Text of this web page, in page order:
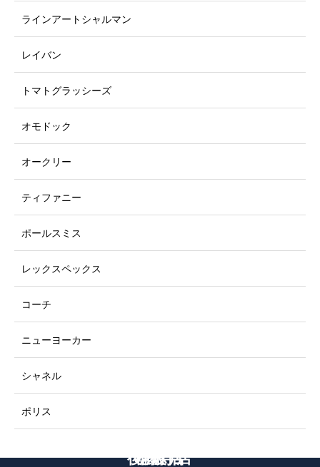
ラインアートシャルマン
レイバン
トマトグラッシーズ
オモドック
オークリー
ティファニー
ポールスミス
レックスペックス
コーチ
ニューヨーカー
シャネル
ポリス
本町店
穂波店
後藤寺店